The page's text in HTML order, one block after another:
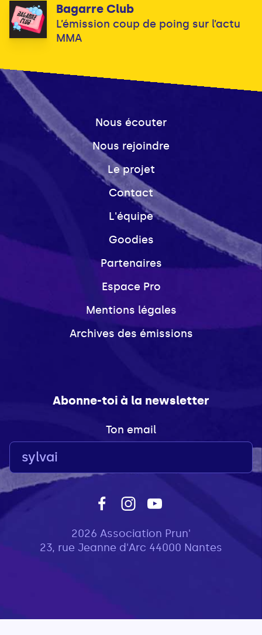
Bagarre Club
L’émission coup de poing sur l’actu
MMA
Nous écouter
Nous rejoindre
Le projet
Contact
L'équipe
Goodies
Partenaires
Espace Pro
Mentions légales
Archives des émissions
Abonne-toi à la newsletter
Ton email
2026 Association Prun'
23, rue Jeanne d'Arc 44000 Nantes